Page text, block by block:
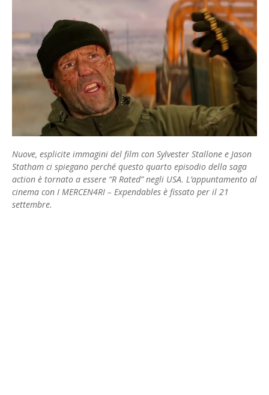
Nuove, esplicite immagini del film con Sylvester Stallone e Jason
Statham ci spiegano perché questo quarto episodio della saga
action è tornato a essere “R Rated” negli USA. L’appuntamento al
cinema con I MERCEN4RI – Expendables è fissato per il 21
settembre.